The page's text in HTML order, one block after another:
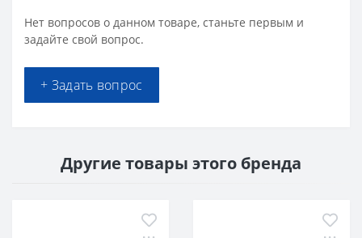
Нет вопросов о данном товаре, станьте первым и
задайте свой вопрос.
+ Задать вопрос
Другие товары этого бренда